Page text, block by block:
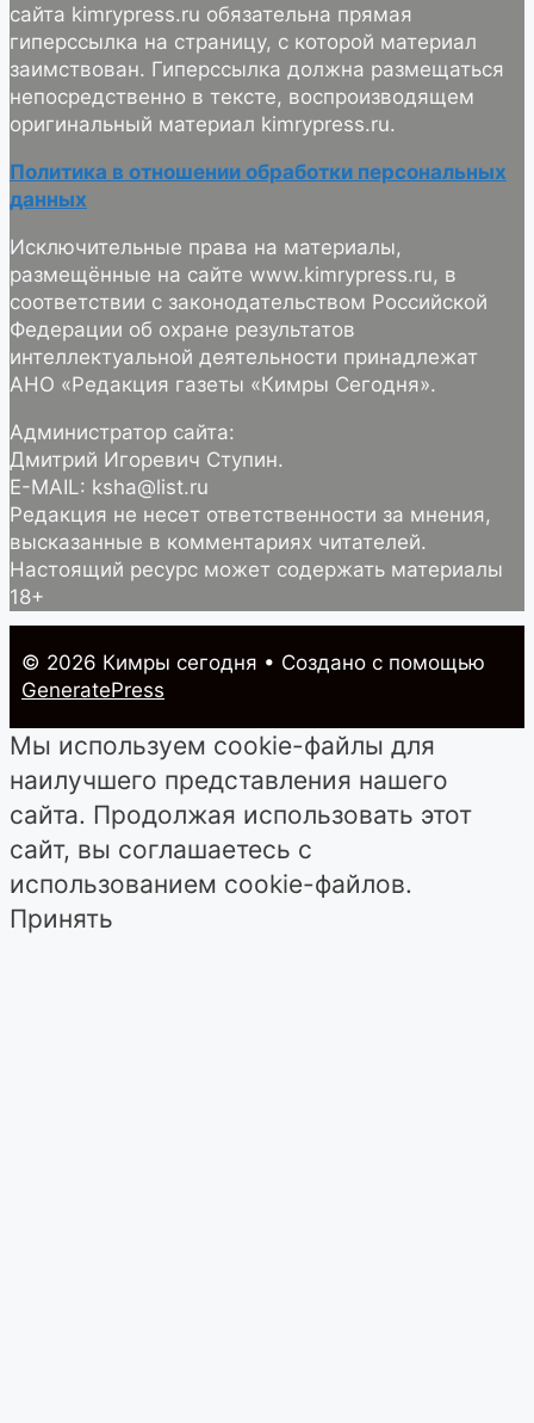
сайта kimrypress.ru обязательна прямая
гиперссылка на страницу, с которой материал
заимствован. Гиперссылка должна размещаться
непосредственно в тексте, воспроизводящем
оригинальный материал kimrypress.ru.
Политика в отношении обработки персональных
данных
Исключительные права на материалы,
размещённые на сайте www.kimrypress.ru, в
соответствии с законодательством Российской
Федерации об охране результатов
интеллектуальной деятельности принадлежат
АНО «Редакция газеты «Кимры Сегодня».
Администратор сайта:
Дмитрий Игоревич Ступин.
E-MAIL: ksha@list.ru
Редакция не несет ответственности за мнения,
высказанные в комментариях читателей.
Настоящий ресурс может содержать материалы
18+
© 2026 Кимры cегодня • Создано с помощью
GeneratePress
Мы используем cookie-файлы для
наилучшего представления нашего
сайта. Продолжая использовать этот
сайт, вы соглашаетесь с
использованием cookie-файлов.
Принять